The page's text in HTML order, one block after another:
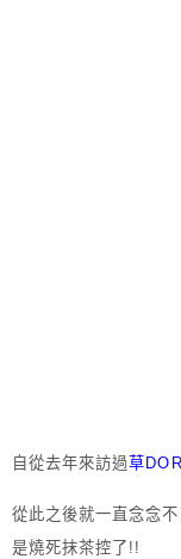
自從去年來訪過草
從此之後就一直念念
是燒死抹茶控了!!